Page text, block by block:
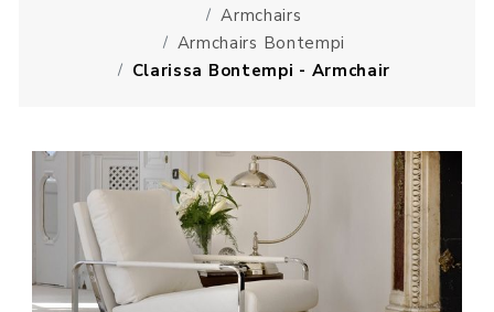
Armchairs
Armchairs Bontempi
Clarissa Bontempi - Armchair